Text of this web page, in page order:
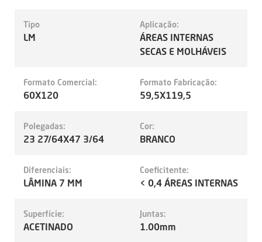
Tipo
LM
Aplicação:
ÁREAS INTERNAS
SECAS E MOLHÁVEIS
Formato Comercial:
60X120
Formato Fabricação:
59,5X119,5
Polegadas:
23 27/64X47 3/64
Cor:
BRANCO
Diferenciais:
LÂMINA 7 MM
Coeficitente:
< 0,4 ÁREAS INTERNAS
Superfície:
ACETINADO
Juntas:
1.00mm